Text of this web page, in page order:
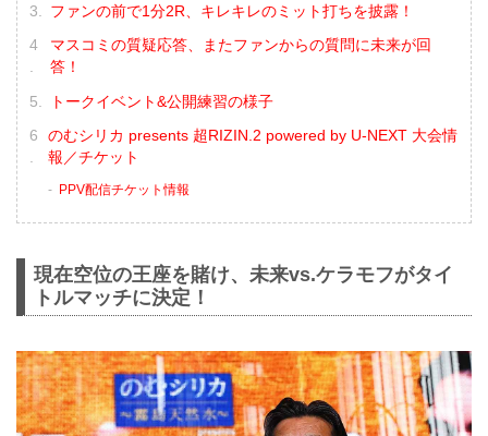
ファンの前で1分2R、キレキレのミット打ちを披露！
マスコミの質疑応答、またファンからの質問に未来が回
答！
トークイベント&公開練習の様子
のむシリカ presents 超RIZIN.2 powered by U-NEXT 大会情
報／チケット
PPV配信チケット情報
現在空位の王座を賭け、未来vs.ケラモフがタイ
トルマッチに決定！